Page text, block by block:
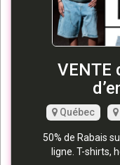
VENTE
Québec
50% de Rabais
ligne. T-shirts,